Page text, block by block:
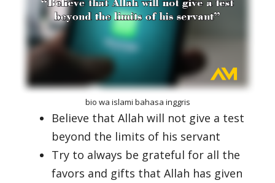
bio wa islami bahasa inggris
Believe that Allah will not give a test
beyond the limits of his servant
Try to always be grateful for all the
favors and gifts that Allah has given